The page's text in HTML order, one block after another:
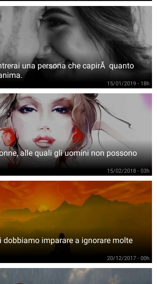
una persona che capirÃ quanto
15/01/2019 - 18h
alle quali gli uomini non possono
15/02/2018 - 03h
dobbiamo imparare a ignorare molte
20/12/2017 - 00h